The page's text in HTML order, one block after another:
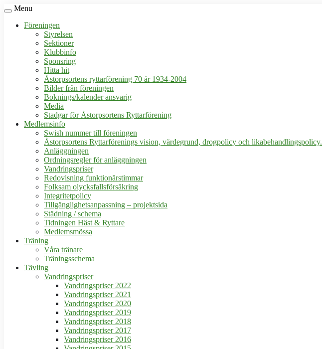
Menu
Föreningen
Styrelsen
Sektioner
Klubbinfo
Sponsring
Hitta hit
Åstorpsortens ryttarförening 70 år 1934-2004
Bilder från föreningen
Boknings/kalender ansvarig
Media
Stadgar för Åstorpsortens Ryttarförening
Medlemsinfo
Swish nummer till föreningen
Åstorpsortens Ryttarförenings vision, värdegrund, drogpolicy och likabehandlingspolicy.
Anläggningen
Ordningsregler för anläggningen
Vandringspriser
Redovisning funktionärstimmar
Folksam olycksfallsförsäkring
Integritetpolicy
Tillgänglighetsanpassning – projektsida
Städning / schema
Tidningen Häst & Ryttare
Medlemsmössa
Träning
Våra tränare
Träningsschema
Tävling
Vandringspriser
Vandringspriser 2022
Vandringspriser 2021
Vandringspriser 2020
Vandringspriser 2019
Vandringspriser 2018
Vandringspriser 2017
Vandringspriser 2016